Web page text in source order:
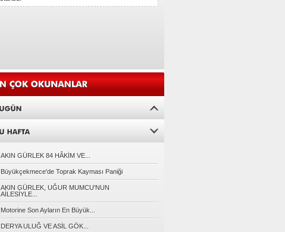
Hasan KARAGÖZ
Allah'ın Laneti
DENGESİZLİK ÇAĞI DESEM
Adnan EREN
CİMER'e Giden Her İhbar Ciddiyetle
Değerlendirilmeli
Naci KONYAR
Gidenlerin Ardından
AKIN GÜRLEK 84 HÂKİM VE...
Büyükçekmece'de Toprak Kayması Paniği
AKIN GÜRLEK, UĞUR MUMCU'NUN
AİLESİYLE...
Motorine Son Ayların En Büyük...
DERYA ULUĞ VE ASİL GÖK...